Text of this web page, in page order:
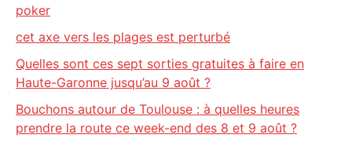
poker
cet axe vers les plages est perturbé
Quelles sont ces sept sorties gratuites à faire en
Haute-Garonne jusqu’au 9 août ?
Bouchons autour de Toulouse : à quelles heures
prendre la route ce week-end des 8 et 9 août ?